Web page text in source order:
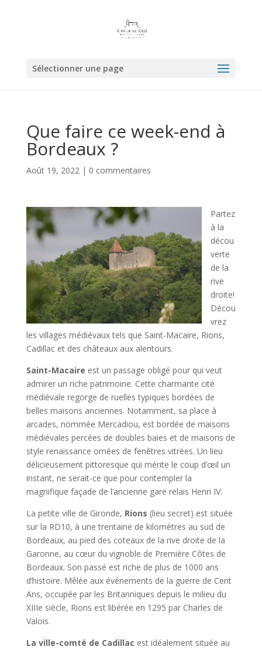
Sélectionner une page
Que faire ce week-end à
Bordeaux ?
Août 19, 2022| 0 commentaires
Partez
à la
décou
verte
de la
rive
droite!
Décou
vrez
les villages médiévaux tels que Saint-Macaire, Rions,
Cadillac et des châteaux aux alentours.
Saint-Macaire est un passage obligé pour qui veut
admirer un riche patrimoine. Cette charmante cité
médiévale regorge de ruelles typiques bordées de
belles maisons anciennes. Notamment, sa place à
arcades, nommée Mercadiou, est bordée de maisons
médiévales percées de doubles baies et de maisons de
style renaissance ornées de fenêtres vitrées. Un lieu
délicieusement pittoresque qui mérite le coup d’œil un
instant, ne serait-ce que pour contempler la
magnifique façade de l’ancienne gare relais Henri IV.
La petite ville de Gironde, Rions (lieu secret) est située
sur la RD10, à une trentaine de kilomètres au sud de
Bordeaux, au pied des coteaux de la rive droite de la
Garonne, au cœur du vignoble de Première Côtes de
Bordeaux. Son passé est riche de plus de 1000 ans
d’histoire. Mêlée aux événements de la guerre de Cent
Ans, occupée par les Britanniques depuis le milieu du
XIIIe siècle, Rions est libérée en 1295 par Charles de
Valois.
La ville-comté de Cadillac est idéalement située au